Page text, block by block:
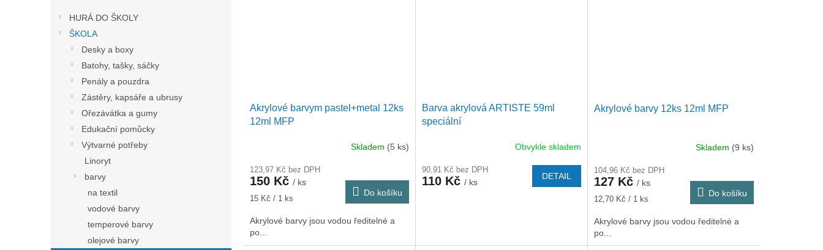
HURÁ DO ŠKOLY
ŠKOLA
Desky a boxy
Batohy, tašky, sáčky
Penály a pouzdra
Zástěry, kapsáře a ubrusy
Ořezávátka a gumy
Edukační pomůcky
Výtvarné potřeby
Linoryt
barvy
na textil
vodové barvy
temperové barvy
olejové barvy
Akrylové barvym pastel+metal 12ks
12ml MFP
Skladem (5 ks)
123,97 Kč bez DPH
150 Kč / ks
Měrná
15 Kč / 1 ks
Do košíku
Akrylové barvy jsou vodou ředitelné a
po...
Barva akrylová ARTISTE 59ml
speciální
Obvykle skladem
90,91 Kč bez DPH
110 Kč / ks
DETAIL
Akrylové barvy 12ks 12ml MFP
Skladem (9 ks)
104,96 Kč bez DPH
127 Kč / ks
Měrná
12,70 Kč / 1 ks
Do košíku
Akrylové barvy jsou vodou ředitelné a
po...